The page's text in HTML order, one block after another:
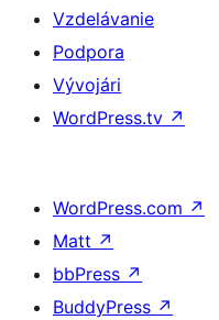
Vzdelávanie
Podpora
Vývojári
WordPress.tv ↗
WordPress.com ↗
Matt ↗
bbPress ↗
BuddyPress ↗